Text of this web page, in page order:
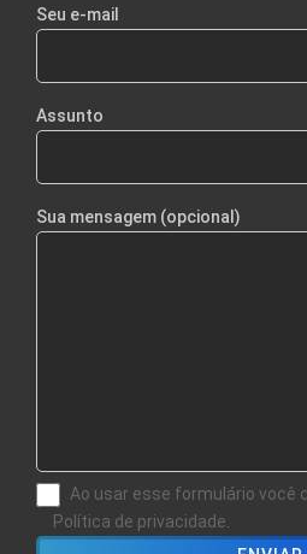
Seu e-mail
Assunto
Sua mensagem (opcional)
Ao usar esse formulário você
Política de privacidade.